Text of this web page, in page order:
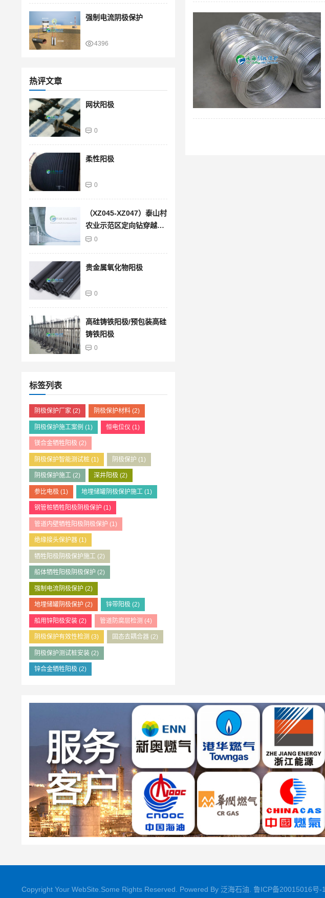
强制电流阴极保护
4396
热评文章
网状阳极
0
柔性阳极
0
（XZ045-XZ047）泰山村
农业示范区定向钻穿越段
管道防腐层馈电试验检测
0
贵金属氧化物阳极
0
高硅铸铁阳极/预包装高硅
铸铁阳极
0
标签列表
阴极保护厂家 (2) 阴极保护材料(2)
阴极保护施工案例 (1) 恒电位仪 (1)
镁合金牺牲阳极 (2)
阴极保护智能测试桩 (1) 阴极保护 (1)
阴极保护施工 (2) 深井阳极 (2)
参比电极 (1) 地埋储罐阴极保护施工 (1)
钢管桩牺牲阳极阴极保护 (1)
管道内壁牺牲阳极阴极保护 (1)
绝缘接头保护器 (1)
牺牲阳极阴极保护施工 (2)
船体牺牲阳极阴极保护 (2)
强制电流阴极保护 (2)
地埋储罐阴极保护 (2) 锌带阳极 (2)
船用锌阳极安装 (2) 管道防腐层检测 (4)
阴极保护有效性检测 (3) 固态去耦合器(2)
阴极保护测试桩安装 (2)
锌合金牺牲阳极 (2)
Copyright Your WebSite.Some Rights Reserved. Powered By 泛海石油 鲁ICP备20015016号-1